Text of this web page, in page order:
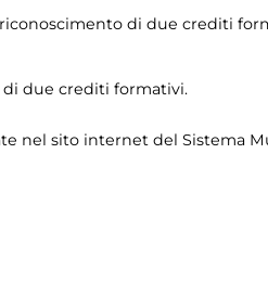
di due crediti
due crediti formativi.
nel sito internet del Sistema